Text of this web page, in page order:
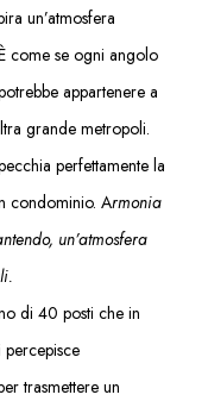
un’atmosfera
come se ogni angolo
appartenere a
grande metropoli.
perfettamente la
condominio. Armonia
un’atmosfera
di 40 posti che in
percepisce
trasmettere un